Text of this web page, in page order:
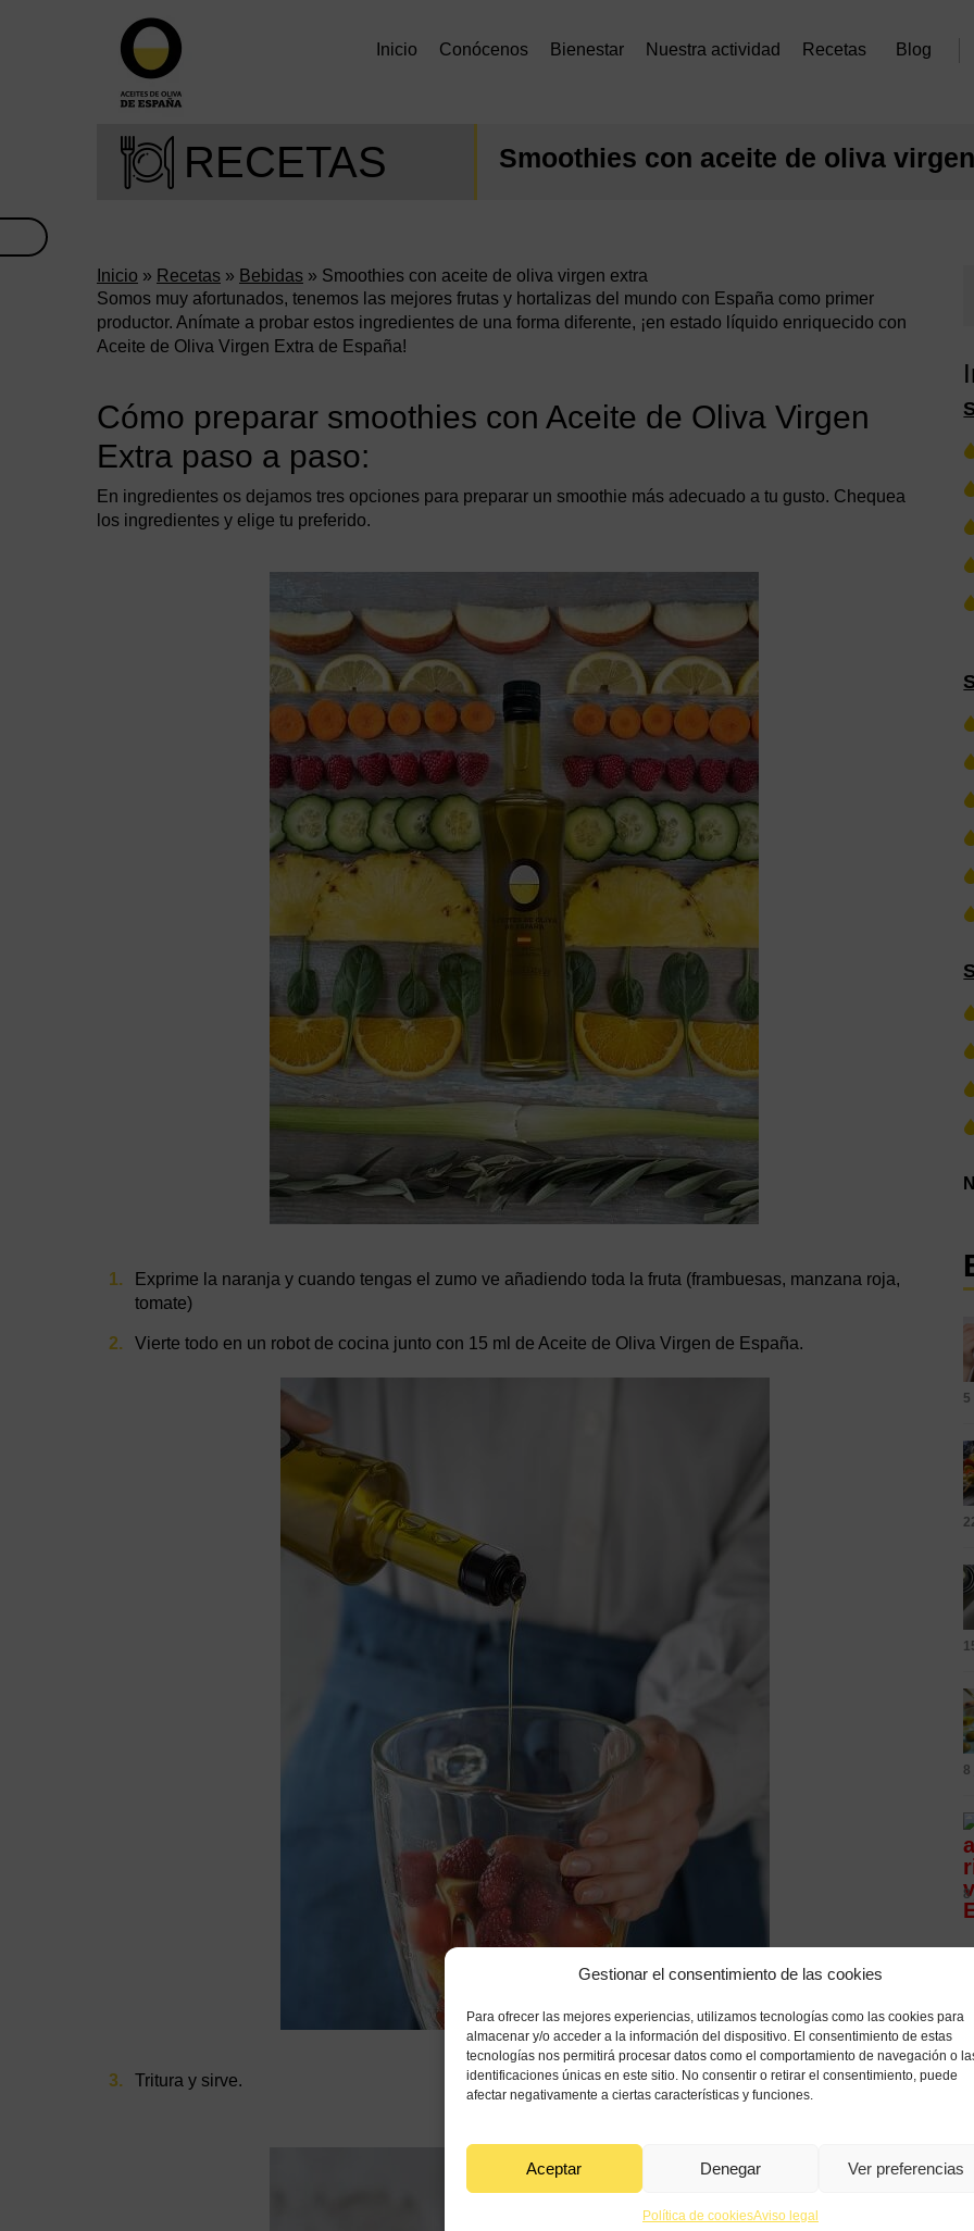
Gestionar el consentimiento de las cookies
Para ofrecer las mejores experiencias, utilizamos tecnologías como las cookies para
almacenar y/o acceder a la información del dispositivo. El consentimiento de estas
tecnologías nos permitirá procesar datos como el comportamiento de navegación o
identificaciones únicas en este sitio. No consentir o retirar el consentimiento, puede
afectar negativamente a ciertas características y funciones.
Aceptar Denegar Ver preferencias
Política de cookiesAviso legal
Inicio Conócenos Bienestar Nuestra actividad Recetas Blog
RECETAS Smoothies con aceite de oliva
Inicio » Recetas » Bebidas » Smoothies con aceite de oliva virgen extra
Somos muy afortunados, tenemos las mejores frutas y hortalizas del mundo con España como primer
productor. Anímate a probar estos ingredientes de una forma diferente, ¡en estado líquido enriquecido con
Aceite de Oliva Virgen Extra de España!
Cómo preparar smoothies con Aceite de Oliva Virgen
Extra paso a paso:
En ingredientes os dejamos tres opciones para preparar un smoothie más adecuado a tu gusto. Chequea
los ingredientes y elige tu preferido.
Exprime la naranja y cuando tengas el zumo ve añadiendo toda la fruta (frambuesas, manzana roja,
tomate)
Vierte todo en un robot de cocina junto con 15 ml de Aceite de Oliva Virgen de España.
Tritura y sirve.
5